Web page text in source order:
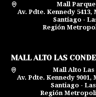
Mall
Av. Pdte. Kennedy 5413,
Santiago -
Región
MALL ALTO LAS
Mall Alto Las
Av. Pdte. Kennedy 9001,
Santiago -
Región